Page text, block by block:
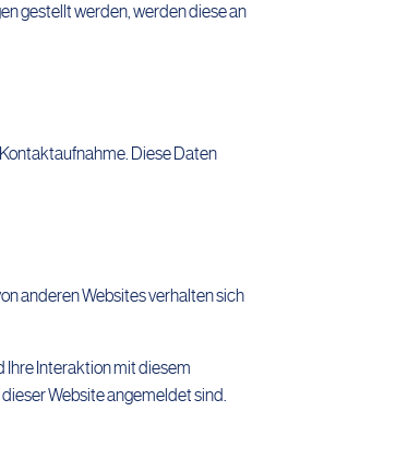
gestellt werden, werden diese an
Diese Daten
anderen Websites verhalten sich
Ihre Interaktion mit diesem
Website angemeldet sind.